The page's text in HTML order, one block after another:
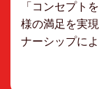
「コンセプト
様の満足を実
ナーシップに